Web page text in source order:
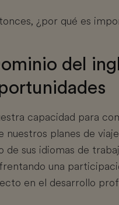
¿por qué es
del
capacidad para
nuestros planes de
de sus idiomas de
una
en el desarrollo